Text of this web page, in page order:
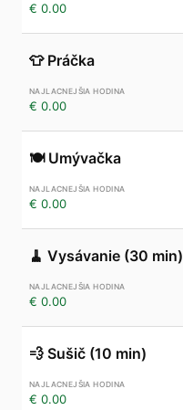
€ 0.00
👕 Práčka
€ 0.00
🍽️ Umývačka
€ 0.00
🧹 Vysávanie (30 min)
€ 0.00
💨 Sušič (10 min)
€ 0.00